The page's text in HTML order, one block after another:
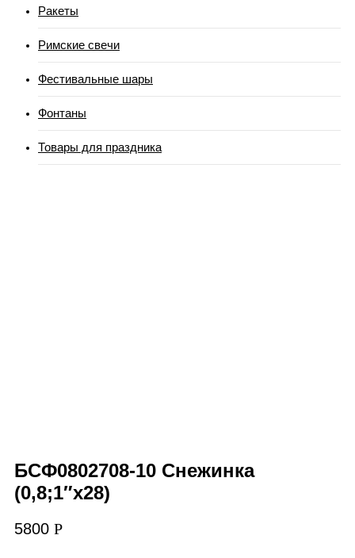
Ракеты
Римские свечи
Фестивальные шары
Фонтаны
Товары для праздника
БСФ0802708-10 Снежинка
(0,8;1″х28)
5800 Р